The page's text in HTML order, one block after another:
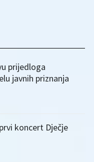
prijedloga
javnih priznanja
koncert Dječje